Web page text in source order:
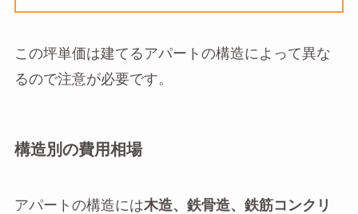
この坪単価は建てるアパートの構造によって異な
るので注意が必要です。
構造別の費用相場
アパートの構造には木造、鉄骨造、鉄筋コンクリ